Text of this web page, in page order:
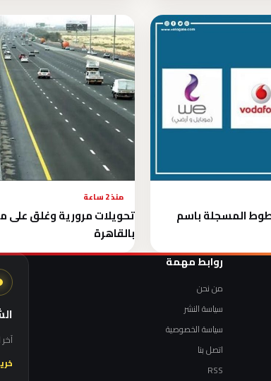
المسجلة باسم
منذ 2 ساعة
تحويلات مرورية وغلق
بالقاهرة
روابط مهمة
من نحن
سياسة النشر
سياسة الخصوصية
اتصل بنا
RSS